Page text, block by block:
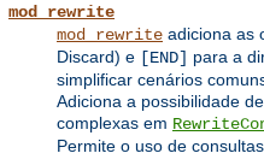
mod_rewrite
mod_rewrite adiciona as
Discard) e [END] para a
simplificar cenários
Adiciona a possibilidade
complexas em
Permite o uso de